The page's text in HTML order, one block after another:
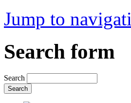
Jump to
Search form
Search